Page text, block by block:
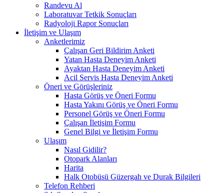
Randevu Al
Laboratuvar Tetkik Sonuçları
Radyoloji Rapor Sonuçları
İletişim ve Ulaşım
Anketlerimiz
Çalışan Geri Bildirim Anketi
Yatan Hasta Deneyim Anketi
Ayaktan Hasta Deneyim Anketi
Acil Servis Hasta Deneyim Anketi
Öneri ve Görüşleriniz
Hasta Görüş ve Öneri Formu
Hasta Yakını Görüş ve Öneri Formu
Personel Görüş ve Öneri Formu
Çalışan İletişim Formu
Genel Bilgi ve İletişim Formu
Ulaşım
Nasıl Gidilir?
Otopark Alanları
Harita
Halk Otobüsü Güzergah ve Durak Bilgileri
Telefon Rehberi